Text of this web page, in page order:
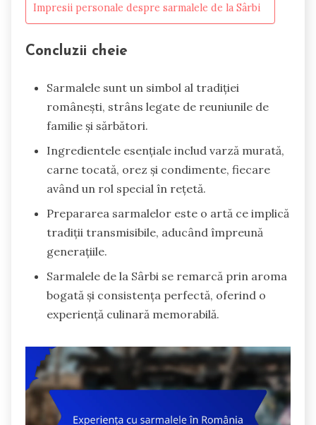
Impresii personale despre sarmalele de la Sârbi
Concluzii cheie
Sarmalele sunt un simbol al tradiției
românești, strâns legate de reuniunile de
familie și sărbători.
Ingredientele esențiale includ varză murată,
carne tocată, orez și condimente, fiecare
având un rol special în rețetă.
Prepararea sarmalelor este o artă ce implică
tradiții transmisibile, aducând împreună
generațiile.
Sarmalele de la Sârbi se remarcă prin aroma
bogată și consistența perfectă, oferind o
experiență culinară memorabilă.